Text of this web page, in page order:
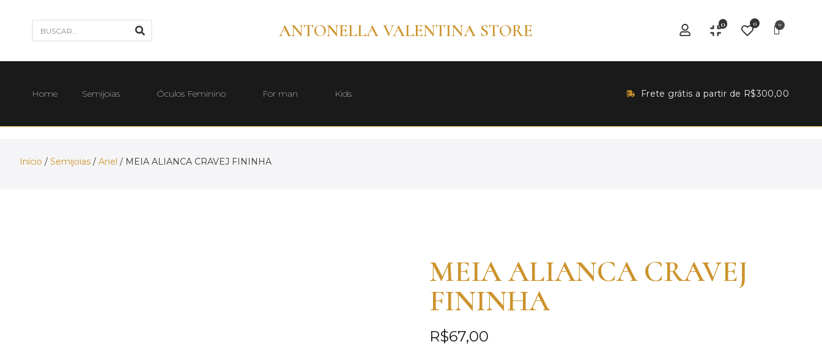
ANTONELLA VALENTINA STORE 0 0
Home Semijoias Óculos Feminino For man Kids Frete grátis a partir de R$300,00
Início / Semijoias / Anel / MEIA ALIANCA CRAVEJ FININHA
MEIA ALIANCA CRAVEJ
FININHA
R$67,00